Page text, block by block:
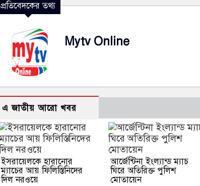
প্রতিবেদকের তথ্য
Mytv Online
এ জাতীয় আরো খবর
ইসরায়েলকে হারানোর
ম্যাচের আয় ফিলিস্তিনিদের
দিল নরওয়ে
আর্জেন্টিনা ইংল্যান্ড ম্যাচ
ঘিরে অতিরিক্ত পুলিশ
মোতায়েন